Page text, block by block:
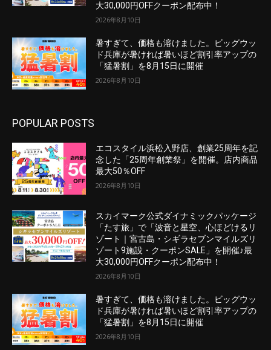
大30,000円OFFクーポン配布中！
2026年8月10日
暑すぎて、価格も溶けました。ビッグウッ
ド兵庫が暑ければ暑いほど割引率アップの
「猛暑割」を8月15日に開催
2026年8月10日
POPULAR POSTS
エコスタイル浜松入野店、創業25周年を記
念した「25周年創業祭」を開催。店内商品
最大50％OFF
2026年8月10日
スカイマーク公式ダイナミックパッケージ
「たす旅」で「波音と星空、心ほどけるリ
ゾート｜宮古島・シギラセブンマイルズリ
ゾート9施設・クーポンSALE」を開催♪最
大30,000円OFFクーポン配布中！
2026年8月10日
暑すぎて、価格も溶けました。ビッグウッ
ド兵庫が暑ければ暑いほど割引率アップの
「猛暑割」を8月15日に開催
2026年8月10日